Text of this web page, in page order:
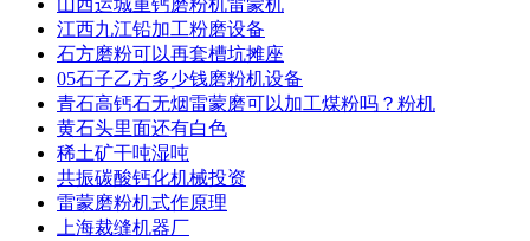
山西运城重钙磨粉机雷蒙机
江西九江铅加工粉磨设备
石方磨粉可以再套槽坑摊座
05石子乙方多少钱磨粉机设备
青石高钙石无烟雷蒙磨可以加工煤粉吗？粉机
黄石头里面还有白色
稀土矿干吨湿吨
共振碳酸钙化机械投资
雷蒙磨粉机式作原理
上海裁缝机器厂